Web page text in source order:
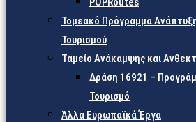
Τομεακό Πρόγραμμα
Τουρισμού
Ταμείο Ανάκαμψης και
Δράση 16921 –
Τουρισμό
Άλλα Ευρωπαϊκά Έργα